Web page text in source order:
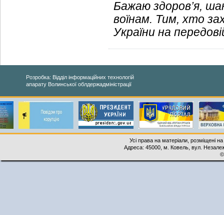
Бажаю здоров’я,
воїнам. Тим, хто
України на
Розробка: Відділ інформаційних технологій
апарату Волинської облдержадміністрації
Усі права на матеріали, розміщені
Адреса: 45000, м. Ковель, вул.